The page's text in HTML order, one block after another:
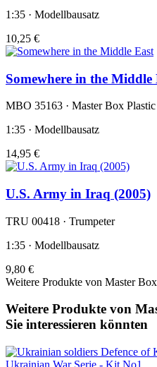
1:35 · Modellbausatz
10,25 €
Somewhere in the Middle
MBO 35163 · Master Box
1:35 · Modellbausatz
14,95 €
U.S. Army in Iraq (2005)
TRU 00418 · Trumpeter
1:35 · Modellbausatz
9,80 €
Weitere Produkte von Master
Weitere Produkte von
Sie interessieren könnten